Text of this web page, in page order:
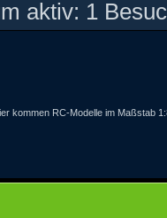
aktiv: 1
kommen RC-Modelle im Maßstab